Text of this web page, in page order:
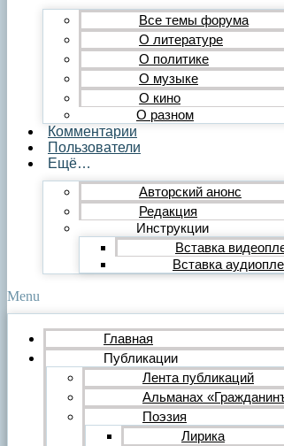
Все темы форума
О литературе
О политике
О музыке
О кино
О разном
Комментарии
Пользователи
Ещё…
Авторский анонс
Редакция
Инструкции
Вставка
Вставка
Menu
Главная
Публикации
Лента публикаций
Альманах
Поэзия
Лирика
Миниатюра
Сатира и юмор
Сказка
Публицистика
Статья
Обзор
Очерк
Эссе
Интервью
Критика
Критический разбор
Видео
Видеопоэзия
Фильм
Видеообзор
Видеоклип
Музыка
Песня
Поп
Рок
Шансон
Мастерская
Гражданинъ
Поэтическая подборка для
Путь поэта